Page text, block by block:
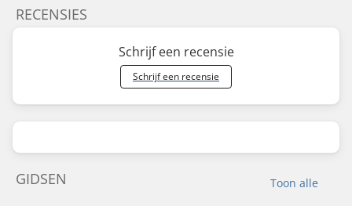
RECENSIES
Schrijf een recensie
Schrijf een recensie
Toon alle
GIDSEN